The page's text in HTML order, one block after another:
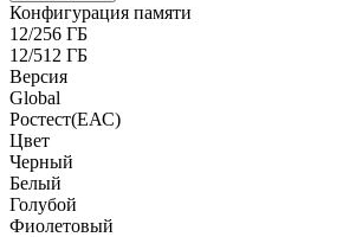
Конфигурация памяти
12/256 ГБ
12/512 ГБ
Версия
Global
Pостест(ЕАС)
Цвет
Черный
Белый
Голубой
Фиолетовый